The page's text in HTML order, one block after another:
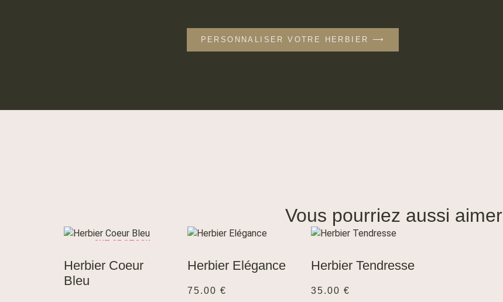
PERSONNALISER VOTRE HERBIER ⟶
Vous pourriez aussi aimer
OUT OF STOCK
Herbier Coeur
Bleu
Herbier Elégance
75.00 €
Herbier Tendresse
35.00 €